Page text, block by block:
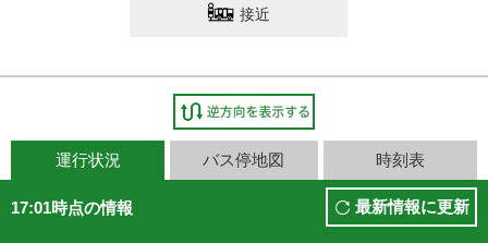
接近
運行状況 バス停地図 時刻表
17:01時点の情報 最新情報に更新